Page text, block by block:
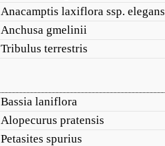
Anacamptis laxiflora ssp. elegans
Anchusa gmelinii
Tribulus terrestris
Bassia laniflora
Alopecurus pratensis
Petasites spurius